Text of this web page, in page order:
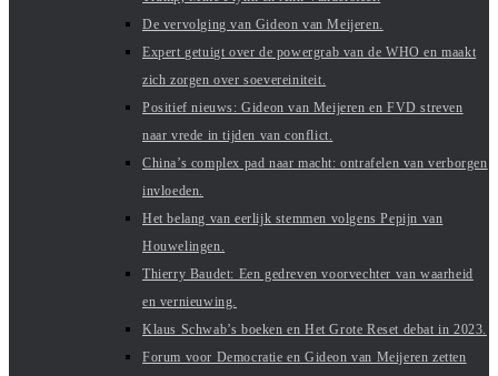
De vervolging van Gideon van Meijeren.
Expert getuigt over de powergrab van de WHO en maakt
zich zorgen over soevereiniteit.
Positief nieuws: Gideon van Meijeren en FVD streven
naar vrede in tijden van conflict.
China’s complex pad naar macht: ontrafelen van verborgen
invloeden.
Het belang van eerlijk stemmen volgens Pepijn van
Houwelingen.
Thierry Baudet: Een gedreven voorvechter van waarheid
en vernieuwing.
Klaus Schwab’s boeken en Het Grote Reset debat in 2023.
Forum voor Democratie en Gideon van Meijeren zetten